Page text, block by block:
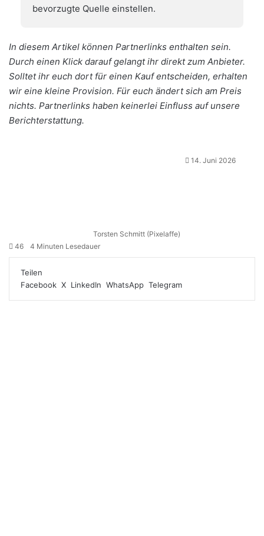
bevorzugte Quelle einstellen.
In diesem Artikel können Partnerlinks enthalten sein.
Durch einen Klick darauf gelangt ihr direkt zum Anbieter.
Solltet ihr euch dort für einen Kauf entscheiden, erhalten
wir eine kleine Provision. Für euch ändert sich am Preis
nichts. Partnerlinks haben keinerlei Einfluss auf unsere
Berichterstattung.
Torsten Schmitt (Pixelaffe)
14. Juni 2026
46 4 Minuten Lesedauer
Teilen
Facebook X LinkedIn WhatsApp Telegram